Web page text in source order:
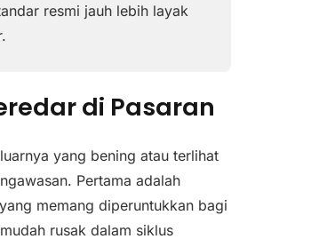
resmi jauh lebih layak
di Pasaran
yang bening atau terlihat
Pertama adalah
memang diperuntukkan bagi
rusak dalam siklus